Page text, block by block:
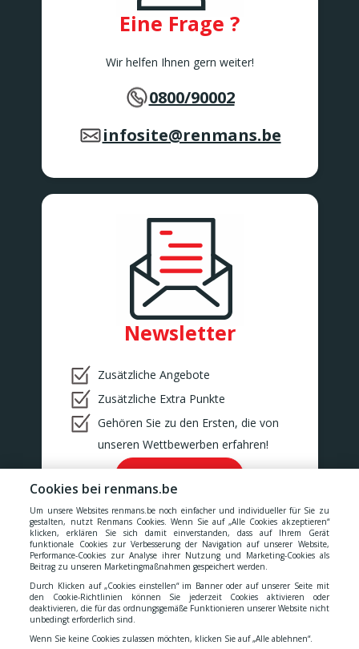
Eine Frage ?
Wir helfen Ihnen gern weiter!
0800/90002
infosite@renmans.be
Newsletter
Zusätzliche Angebote
Zusätzliche Extra Punkte
Gehören Sie zu den Ersten, die von
unseren Wettbewerben erfahren!
Unsere Preise verstehen sich inklusive aller Steuern, MwSt.,
Gebühren, Abgaben und Dienstleistungen.
Cookies
- Datenschutzerklärung - Allgemeinen
Cookies bei renmans.be
Um unsere Websites renmans.be noch einfacher und individueller für Sie zu
gestalten, nutzt Renmans Cookies. Wenn Sie auf „Alle Cookies akzeptieren“
klicken, erklären Sie sich damit einverstanden, dass auf Ihrem Gerät
funktionale Cookies zur Verbesserung der Navigation auf unserer Website,
Performance-Cookies zur Analyse ihrer Nutzung und Marketing-Cookies als
Beitrag zu unseren Marketingmaßnahmen gespeichert werden.
Durch Klicken auf „Cookies einstellen“ im Banner oder auf unserer Seite mit
den Cookie-Richtlinien können Sie jederzeit Cookies aktivieren oder
deaktivieren, die für das ordnungsgemäße Funktionieren unserer Website nicht
unbedingt erforderlich sind.
Wenn Sie keine Cookies zulassen möchten, klicken Sie auf „Alle ablehnen“.